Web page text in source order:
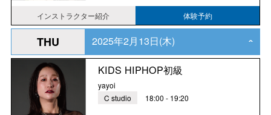
インストラクター紹介 体験予約
THU 2025年2月13日(木) ‹
KIDS HIPHOP初級
yayoi
C studio
18:00 - 19:20